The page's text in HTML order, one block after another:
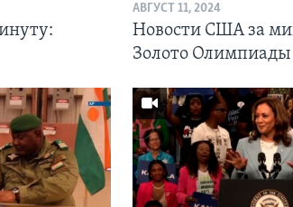
АВГУСТ 11, 2024
Новости США за
Золото